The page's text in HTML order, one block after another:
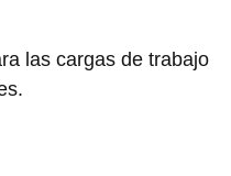
las cargas de trabajo